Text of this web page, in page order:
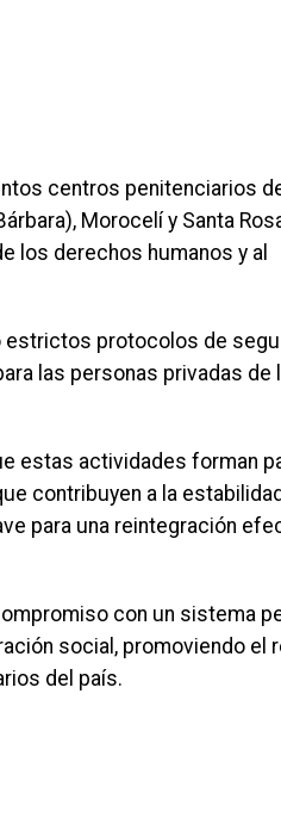
centros penitenciarios
Morocelí y Santa
los derechos humanos y al
estrictos protocolos de
las personas privadas
estas actividades forman
contribuyen a la
para una reintegración
con un sistema
social, promoviendo el
del país.